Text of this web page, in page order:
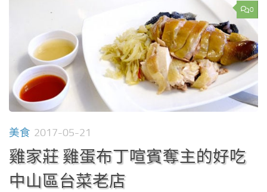
0
美食 2017-05-21
雞家莊 雞蛋布丁喧賓奪主的好吃
中山區台菜老店